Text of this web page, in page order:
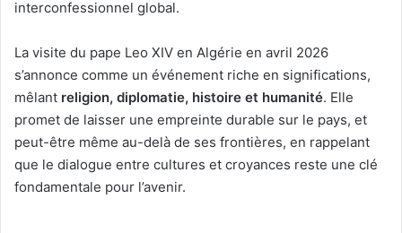
interconfessionnel global.
La visite du pape Leo XIV en Algérie en avril 2026
s’annonce comme un événement riche en significations,
mêlant religion, diplomatie, histoire et humanité. Elle
promet de laisser une empreinte durable sur le pays, et
peut-être même au-delà de ses frontières, en rappelant
que le dialogue entre cultures et croyances reste une clé
fondamentale pour l’avenir.